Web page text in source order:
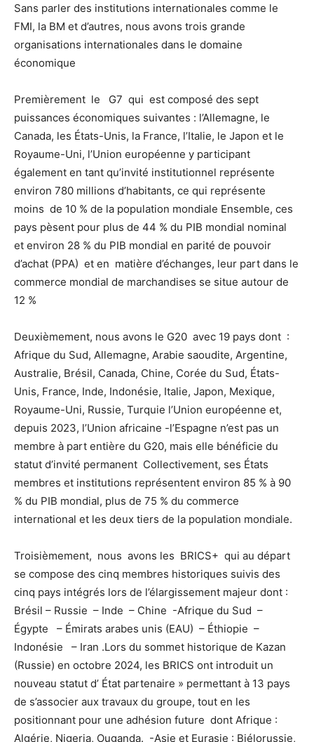
Sans parler des institutions internationales comme le
FMI, la BM et d’autres, nous avons trois grande
organisations internationales dans le domaine
économique
Premièrement le G7 qui est composé des sept
puissances économiques suivantes : l’Allemagne, le
Canada, les États-Unis, la France, l’Italie, le Japon et le
Royaume-Uni, l’Union européenne y participant
également en tant qu’invité institutionnel représente
environ 780 millions d’habitants, ce qui représente
moins de 10 % de la population mondiale Ensemble, ces
pays pèsent pour plus de 44 % du PIB mondial nominal
et environ 28 % du PIB mondial en parité de pouvoir
d’achat (PPA) et en matière d’échanges, leur part dans le
commerce mondial de marchandises se situe autour de
12 %
Deuxièmement, nous avons le G20 avec 19 pays dont :
Afrique du Sud, Allemagne, Arabie saoudite, Argentine,
Australie, Brésil, Canada, Chine, Corée du Sud, États-
Unis, France, Inde, Indonésie, Italie, Japon, Mexique,
Royaume-Uni, Russie, Turquie l’Union européenne et,
depuis 2023, l’Union africaine -l’Espagne n’est pas un
membre à part entière du G20, mais elle bénéficie du
statut d’invité permanent Collectivement, ses États
membres et institutions représentent environ 85 % à 90
% du PIB mondial, plus de 75 % du commerce
international et les deux tiers de la population mondiale.
Troisièmement, nous avons les BRICS+ qui au départ
se compose des cinq membres historiques suivis des
cinq pays intégrés lors de l’élargissement majeur dont :
Brésil – Russie – Inde – Chine -Afrique du Sud –
Égypte – Émirats arabes unis (EAU) – Éthiopie –
Indonésie – Iran .Lors du sommet historique de Kazan
(Russie) en octobre 2024, les BRICS ont introduit un
nouveau statut d’ État partenaire » permettant à 13 pays
de s’associer aux travaux du groupe, tout en les
positionnant pour une adhésion future dont Afrique :
Algérie, Nigeria, Ouganda. -Asie et Eurasie : Biélorussie,